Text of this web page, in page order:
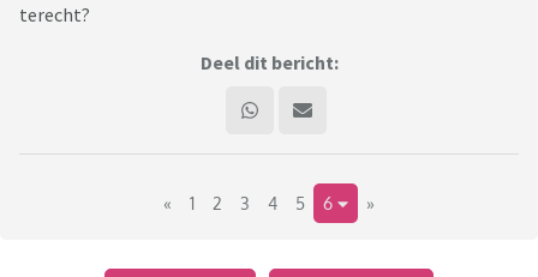
terecht?
Deel dit bericht:
« 1 2 3 4 5 6 »